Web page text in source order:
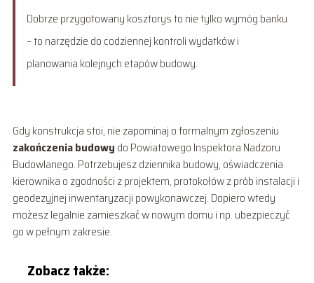
Dobrze przygotowany kosztorys to nie tylko wymóg banku
– to narzędzie do codziennej kontroli wydatków i
planowania kolejnych etapów budowy.
Gdy konstrukcja stoi, nie zapominaj o formalnym zgłoszeniu
zakończenia budowy do Powiatowego Inspektora Nadzoru
Budowlanego. Potrzebujesz dziennika budowy, oświadczenia
kierownika o zgodności z projektem, protokołów z prób instalacji i
geodezyjnej inwentaryzacji powykonawczej. Dopiero wtedy
możesz legalnie zamieszkać w nowym domu i np. ubezpieczyć
go w pełnym zakresie.
Zobacz także: